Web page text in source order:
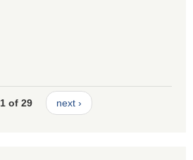
1 of 29 next ›